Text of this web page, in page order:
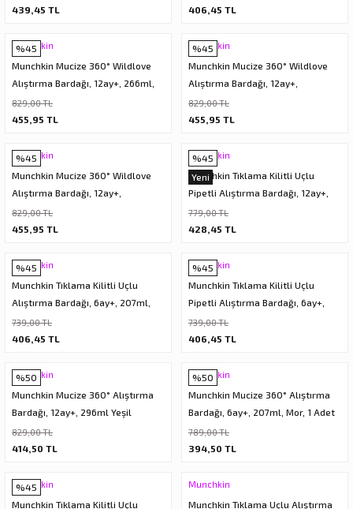
439,45 TL
406,45 TL
%45
Munchkin
Munchkin Mucize 360° Wildlove
Alıştırma Bardağı, 12ay+, 266ml,
Fil, 1 Paket
455,95 TL
829,00 TL
%45
Munchkin
Munchkin Mucize 360° Wildlove
Alıştırma Bardağı, 12ay+,
266ml,Ayı, 1 Paket
455,95 TL
829,00 TL
%45
Munchkin
Munchkin Mucize 360° Wildlove
Alıştırma Bardağı, 12ay+,
266ml,Tilki , 1 Paket
455,95 TL
829,00 TL
%45
Yeni
Munchkin
Munchkin Tıklama Kilitli Uçlu
Pipetli Alıştırma Bardağı, 12ay+,
296ml, Pembe, 1 Adet
428,45 TL
779,00 TL
%45
Munchkin
Munchkin Tıklama Kilitli Uçlu
Alıştırma Bardağı, 6ay+, 207ml,
Turuncu, 1 Adet
406,45 TL
739,00 TL
%45
Munchkin
Munchkin Tıklama Kilitli Uçlu
Pipetli Alıştırma Bardağı, 6ay+,
207ml, Mavi, 1 Adet
406,45 TL
739,00 TL
%50
Munchkin
Munchkin Mucize 360° Alıştırma
Bardağı, 12ay+, 296ml Yeşil
414,50 TL
829,00 TL
%50
Munchkin
Munchkin Mucize 360° Alıştırma
Bardağı, 6ay+, 207ml, Mor, 1 Adet
394,50 TL
789,00 TL
%45
Munchkin
Munchkin Tıklama Kilitli Uçlu
Munchkin
Munchkin Tıklama Uçlu Alıştırma